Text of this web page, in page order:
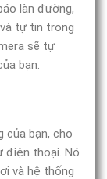
làn đường,
tự tin trong
sẽ tự
bạn.
của bạn, cho
điện thoại. Nó
và hệ thống